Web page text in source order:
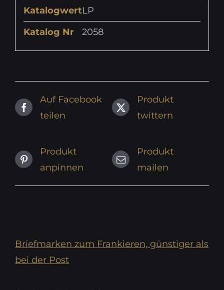
KatalogwertLP
Katalog Nr
2058
Auf Facebook
teilen
Produkt
twittern
Produkt
anpinnen
Produkt
mailen
Briefmarken zum Frankieren, günstiger als
bei der Post